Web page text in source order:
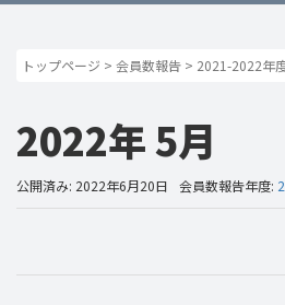
トップページ > 会員数報告 > 2021-2022年
2022年 5月
公開済み: 2022年6月20日 会員数報告年度: